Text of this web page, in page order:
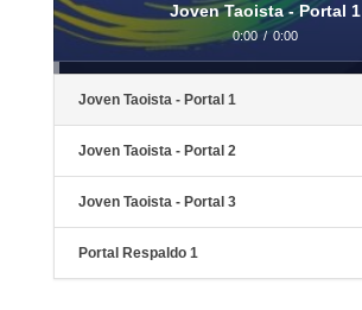
Joven Taoista - Portal 1
0:00 / 0:00
Joven Taoista - Portal 1
Joven Taoista - Portal 2
Joven Taoista - Portal 3
Portal Respaldo 1